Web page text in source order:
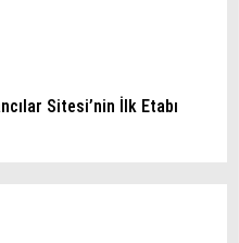
Sitesi’nin İlk Etabı